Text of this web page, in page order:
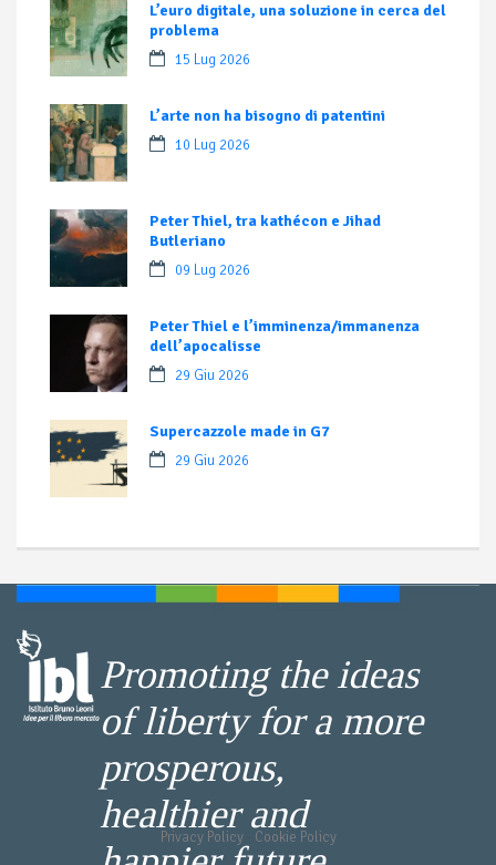
L’euro digitale, una soluzione in cerca del
problema
15 Lug 2026
L’arte non ha bisogno di patentini
10 Lug 2026
Peter Thiel, tra kathécon e Jihad
Butleriano
09 Lug 2026
Peter Thiel e l’imminenza/immanenza
dell’apocalisse
29 Giu 2026
Supercazzole made in G7
29 Giu 2026
Promoting the ideas
of liberty for a more
prosperous,
healthier and
Privacy Policy- Cookie Policy